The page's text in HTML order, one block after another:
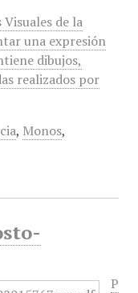
de la
una expresión
dibujos,
realizados por
, Monos,
P